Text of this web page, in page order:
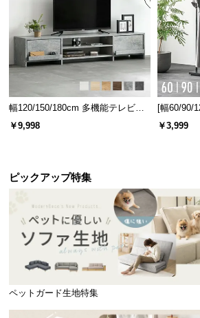
幅120/150/180cm 多機能テレビボ
ード 木目/石目調 オープン収納・
￥9,998
[幅60/90/
スチール
￥3,999
ピックアップ特集
ペットガード生地特集